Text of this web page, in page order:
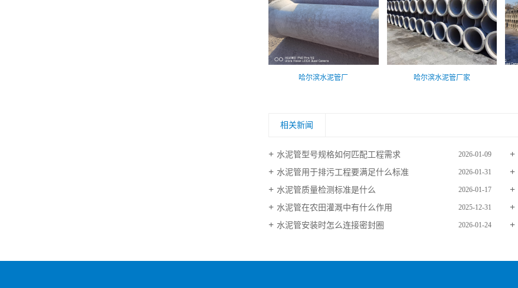
哈尔滨水泥管厂 哈尔滨水泥管厂家
相关新闻
水泥管型号规格如何匹配工程需求 2026-01-09
水泥管用于排污工程要满足什么标准 2026-01-31
水泥管质量检测标准是什么 2026-01-17
水泥管在农田灌溉中有什么作用 2025-12-31
水泥管安装时怎么连接密封圈 2026-01-24